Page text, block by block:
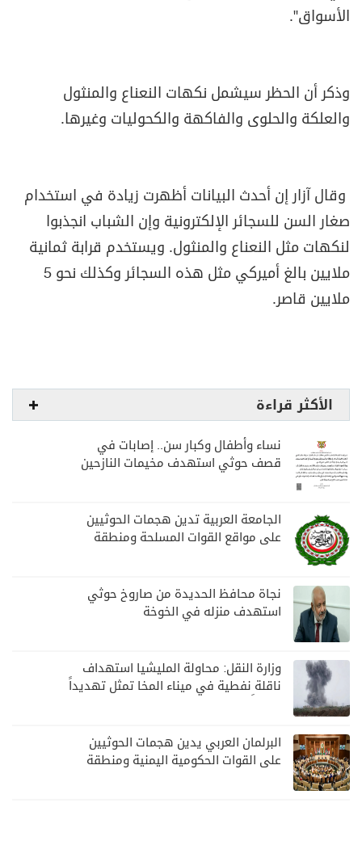
الأسواق".
وذكر أن الحظر سيشمل نكهات النعناع والمنثول
والعلكة والحلوى والفاكهة والكحوليات وغيرها.
وقال آزار إن أحدث البيانات أظهرت زيادة في استخدام
صغار السن للسجائر الإلكترونية وإن الشباب انجذبوا
لنكهات مثل النعناع والمنثول. ويستخدم قرابة ثمانية
ملايين بالغ أميركي مثل هذه السجائر وكذلك نحو 5
ملايين قاصر.
الأكثر قراءة
نساء وأطفال وكبار سن.. إصابات في
قصف حوثي استهدف مخيمات النازحين
الجامعة العربية تدين هجمات الحوثيين
على مواقع القوات المسلحة ومنطقة
نجاة محافظ الحديدة من صاروخ حوثي
استهدف منزله في الخوخة
وزارة النقل: محاولة المليشيا استهداف
ناقلة نفطية في ميناء المخا تمثل تهديداً
البرلمان العربي يدين هجمات الحوثيين
على القوات الحكومية اليمنية ومنطقة